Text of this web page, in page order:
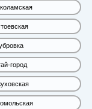
город